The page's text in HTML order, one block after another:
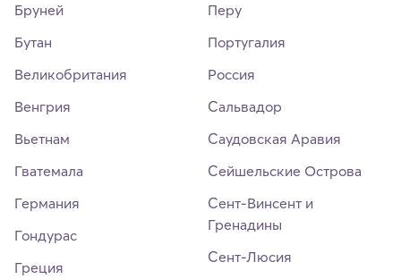
Бруней
Бутан
Великобритания
Венгрия
Вьетнам
Гватемала
Германия
Гондурас
Греция
Перу
Португалия
Россия
Сальвадор
Саудовская Аравия
Сейшельские Острова
Сент-Винсент и
Гренадины
Сент-Люсия